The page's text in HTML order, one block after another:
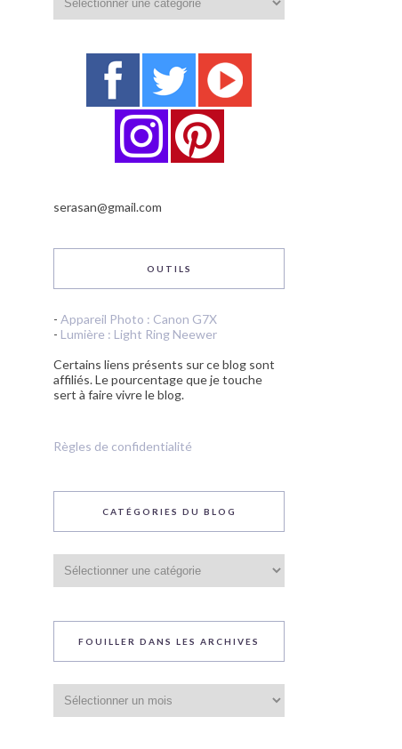
serasan@gmail.com
OUTILS
- Appareil Photo : Canon G7X
- Lumière : Light Ring Neewer
Certains liens présents sur ce blog sont
affiliés. Le pourcentage que je touche
sert à faire vivre le blog.
Règles de confidentialité
CATÉGORIES DU BLOG
du
blog
FOUILLER DANS LES ARCHIVES
dans
les